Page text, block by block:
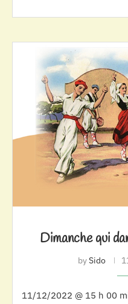
Dimanche qui
bySido
11/12/2022 @ 15 h 00